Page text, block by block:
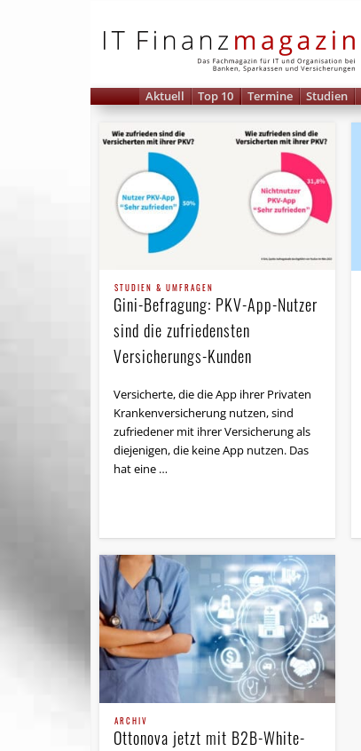
Aktuell Top 10 Termine Studien
STUDIEN & UMFRAGEN
Gini-Befragung: PKV-App-Nutzer
sind die zufriedensten
Versicherungs-Kunden
Versicherte, die die App ihrer Privaten
Krankenversicherung nutzen, sind
zufriedener mit ihrer Versicherung als
diejenigen, die keine App nutzen. Das
hat eine …
ARCHIV
Ottonova jetzt mit B2B-White-